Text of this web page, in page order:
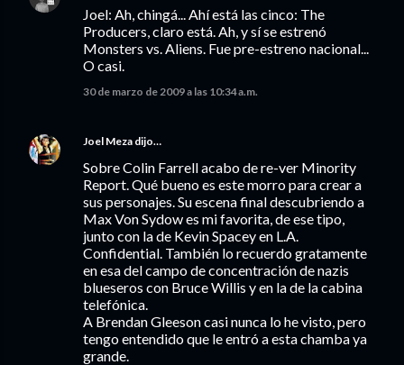
Joel: Ah, chingá... Ahí está las cinco: The
Producers, claro está. Ah, y sí se estrenó
Monsters vs. Aliens. Fue pre-estreno nacional...
O casi.
30 de marzo de 2009 a las 10:34 a.m.
Joel Meza dijo…
Sobre Colin Farrell acabo de re-ver Minority
Report. Qué bueno es este morro para crear a
sus personajes. Su escena final descubriendo a
Max Von Sydow es mi favorita, de ese tipo,
junto con la de Kevin Spacey en L.A.
Confidential. También lo recuerdo gratamente
en esa del campo de concentración de nazis
blueseros con Bruce Willis y en la de la cabina
telefónica.
A Brendan Gleeson casi nunca lo he visto, pero
tengo entendido que le entró a esta chamba ya
grande.